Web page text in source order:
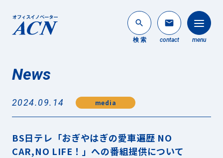
search
検 索
mail
contact menu
法人のお客様
個人のお客様
About ACN
ACNについて
News
2024.09.14 media
BS日テレ「おぎやはぎの愛車遍歴 NO
CAR,NO LIFE！」への番組提供について